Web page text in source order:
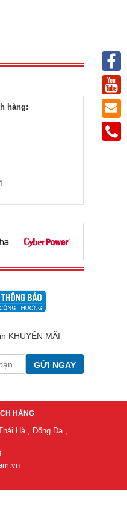
hàng:
KHUYẾN MÃI
GỬI NGAY
HÀNG
Hà , Đống Đa ,